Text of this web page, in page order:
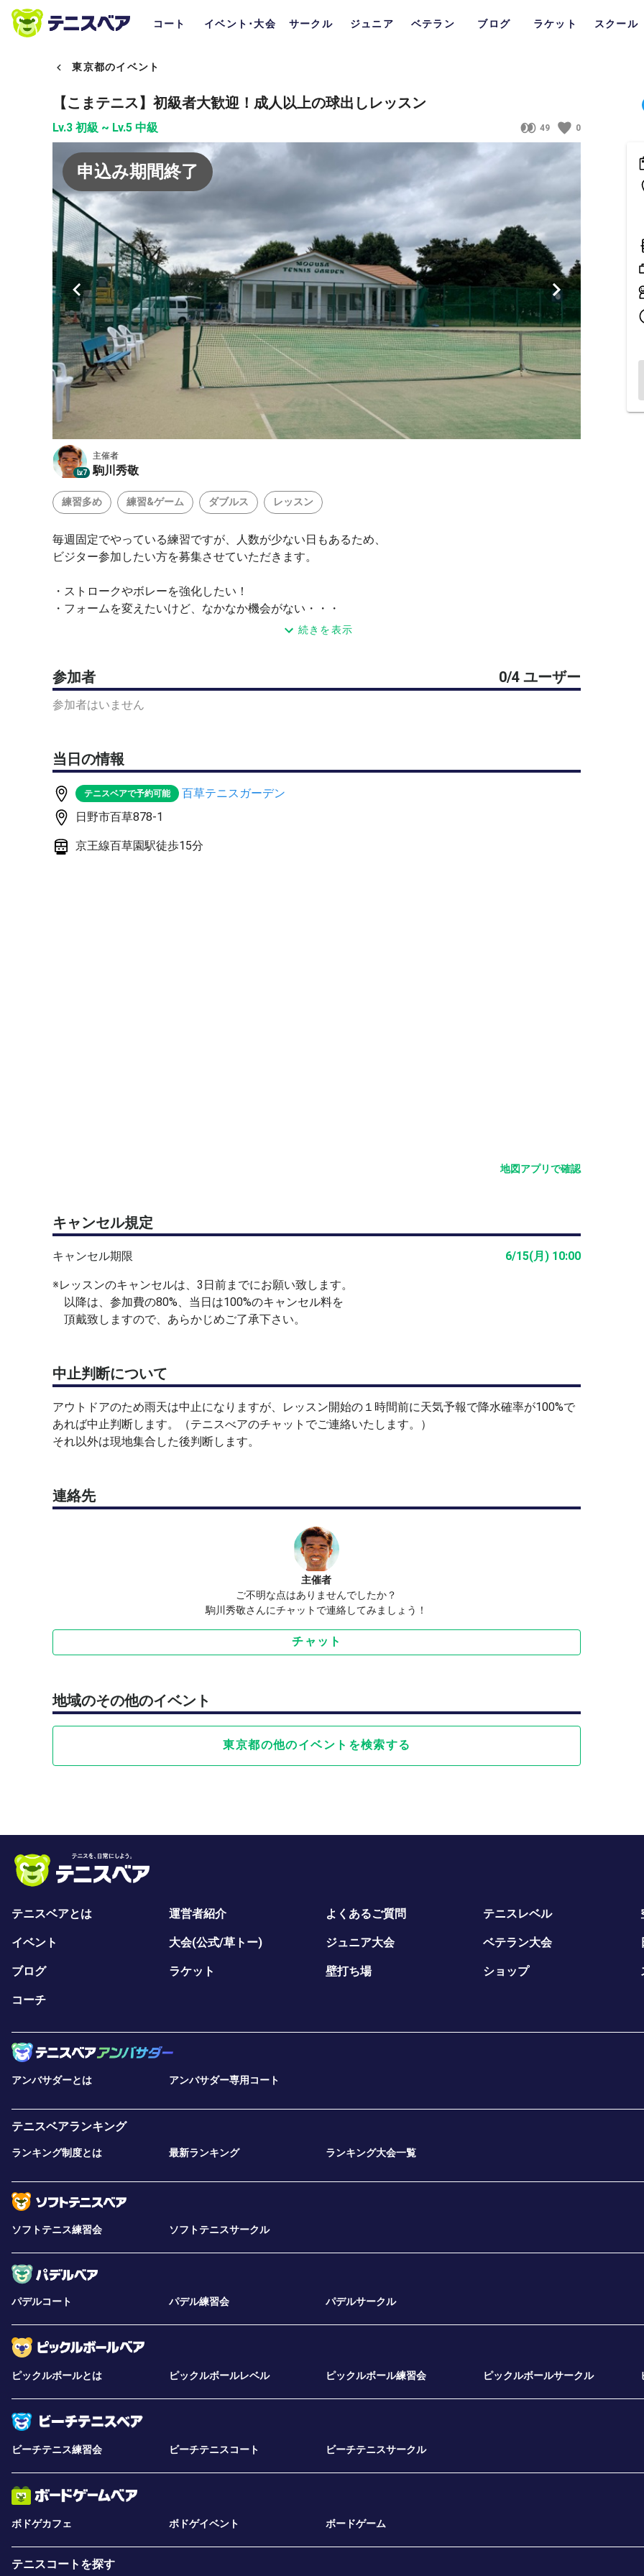
コート イベント･大会 サークル ジュニア ベテラン ブログ ラケット スクール
東京都のイベント
【こまテニス】初級者大歓迎！成人以上の球出しレッスン
Lv.3 初級 ~ Lv.5 中級 49 0
申込み期間終了
Lv.7
主催者
駒川秀敬
練習多め 練習&ゲーム ダブルス レッスン
毎週固定でやっている練習ですが、人数が少ない日もあるため、
ビジター参加したい方を募集させていただきます。
・ストロークやボレーを強化したい！
・フォームを変えたいけど、なかなか機会がない・・・
・早く上達したいけどスクールだけでは時間が足りない・・・
■練習メニューの一例
・ショートラリー
・ボレーの球出し練習
・コーチとのラリー練習
・サーブ練習
・公共交通機関をご利用の場合
→京王線 聖蹟桜ヶ丘駅または高幡不動駅から日野市ミニバス三沢台路線で１２分、
百草園住宅東 バス停から徒歩約４分
■コーチ
USPTR（アメリカプロテニス登録協会）公認プロフェッショナルの資格を持ち、
全国小学生大会出場、全国中学生大会 優勝など数々の成績を収めた
ジュニアの指導だけではなく、オーストラリアンオープン女子 本線出場、
ヨネックス全国大会 東京都代表などの実績を持つ成人の指導もしてきております。
ご質問等ございましたら、テニスベアのチャットでお気軽にお問い合わせください。
※コートは１番駐車場よりのコートを使用します。
※ストレッチ等の体の準備は時間前に各自でお済ませ下さい。
※雨天による中止は、レッスン開始の2時間前に決定を致します。
テニスべアのチャットでご連絡いたします。
※レッスンのキャンセルは、3日前までにお願い致します。以降は、
参加費の80%、当日は100%のキャンセル料を頂戴致しますので、
以降に関してはご自身でのご対応をお願いいたします。
続きを表示
参加者 0/4 ユーザー
参加者はいません
当日の情報
テニスベアで予約可能
百草テニスガーデン
日野市百草878-1
京王線百草園駅徒歩15分
地図アプリで確認
キャンセル規定
キャンセル期限 6/15(月) 10:00
※レッスンのキャンセルは、3日前までにお願い致します。
以降は、参加費の80%、当日は100%のキャンセル料を
頂戴致しますので、あらかじめご了承下さい。
中止判断について
アウトドアのため雨天は中止になりますが、レッスン開始の１時間前に天気予報で降水確率が100%で
あれば中止判断します。（テニスべアのチャットでご連絡いたします。）
それ以外は現地集合した後判断します。
連絡先
主催者
ご不明な点はありませんでしたか？
駒川秀敬さんにチャットで連絡してみましょう！
チャット
地域のその他のイベント
東京都の他のイベントを検索する
テニスベアとは 運営者紹介 よくあるご質問 テニスレベル
イベント 大会(公式/草トー) ジュニア大会 ベテラン大会
ブログ ラケット 壁打ち場 ショップ
コーチ
アンバサダーとは アンバサダー専用コート
テニスベアランキング
ランキング制度とは 最新ランキング ランキング大会一覧
ソフトテニス練習会 ソフトテニスサークル
パデルコート パデル練習会 パデルサークル
ピックルボールとは ピックルボールレベル ピックルボール練習会 ピックルボールサークル
ビーチテニス練習会 ビーチテニスコート ビーチテニスサークル
ボドゲカフェ ボドゲイベント ボードゲーム
テニスコートを探す